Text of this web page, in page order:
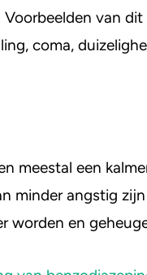
van
coma,
meestal een
minder angstig
en